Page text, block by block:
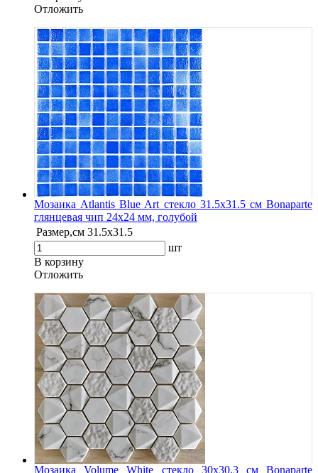
Oтложить
Мозаика Atlantis Blue Art стекло 31.5х31.5 см Bonaparte
глянцевая чип 24х24 мм, голубой
Размер,см 31.5х31.5
шт
В корзину
Oтложить
Мозаика Volume White стекло 30х30.3 см Bonaparte